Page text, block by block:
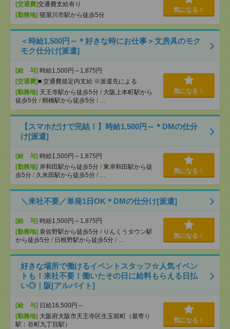
[交通費]交通費支給有り
[勤務地] 寝屋川市駅から徒歩5分
気になる！
＜時給1,500円～＊好きな時にお仕事＞文房具のモク
モク仕分け[派遣]
[給 与] 時給1,500円～1,875円
[交通費]■ 交通費規定内支給 ※派遣先による
[勤務地] 天王寺駅から徒歩5分 / 大阪上本町駅から
徒歩5分 / 鶴橋駅から徒歩5分 / …
気になる！
【スマホだけで完結！】時給1,500円～＊DMの仕分
け[派遣]
[給 与] 時給1,500円～1,875円
[勤務地] 岸和田駅から徒歩5分 / 東岸和田駅から徒
歩5分 / 久米田駅から徒歩5分 / …
気になる！
＼来社不要／単発1日OK＊DMの仕分け[派遣]
[給 与] 時給1,500円～1,875円
[勤務地] 泉佐野駅から徒歩5分 / りんくうタウン駅
から徒歩5分 / 日根野駅から徒歩5分 / …
気になる！
好きな場所で働けるイベントスタッフ☆人気イベン
トも！来社不要！働いたその日に給料もらえる日払
い◎｜阪[アルバイト]
[給 与] 日給16,500円～
[勤務地] 大阪府大阪市天王寺区生玉前町（最寄り
駅：谷町九丁目駅）
気になる！